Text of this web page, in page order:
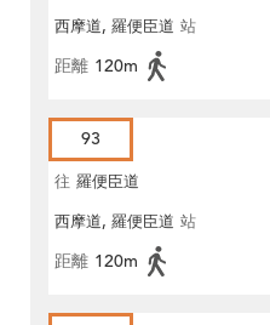
西摩道, 羅便臣道 站
距離 120m
93
往 羅便臣道
西摩道, 羅便臣道 站
距離 120m